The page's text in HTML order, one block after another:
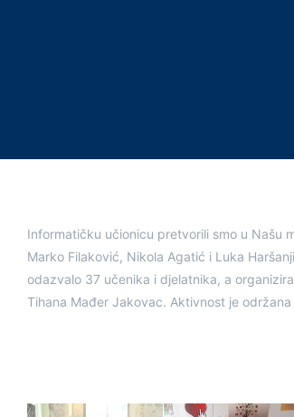
Informatičku učionicu pretvorili smo u Našu
Marko Filaković, Nikola Agatić i Luka
odazvalo 37 učenika i djelatnika, a
Tihana Mađer Jakovac. Aktivnost je